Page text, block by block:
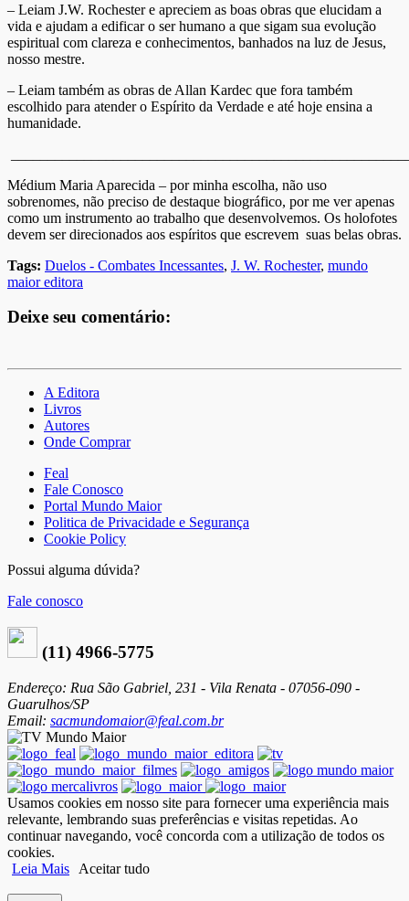
– Leiam J.W. Rochester e apreciem as boas obras que elucidam a
vida e ajudam a edificar o ser humano a que sigam sua evolução
espiritual com clareza e conhecimentos, banhados na luz de Jesus,
nosso mestre.
– Leiam também as obras de Allan Kardec que fora também
escolhido para atender o Espírito da Verdade e até hoje ensina a
humanidade.
Médium Maria Aparecida – por minha escolha, não uso
sobrenomes, não preciso de destaque biográfico, por me ver apenas
como um instrumento ao trabalho que desenvolvemos. Os holofotes
devem ser direcionados aos espíritos que escrevem suas belas obras.
Tags: Duelos - Combates Incessantes, J. W. Rochester, mundo
maior editora
Deixe seu comentário:
A Editora
Livros
Autores
Onde Comprar
Feal
Fale Conosco
Portal Mundo Maior
Politica de Privacidade e Segurança
Cookie Policy
Possui alguma dúvida?
Fale conosco
(11) 4966-5775
Endereço: Rua São Gabriel, 231 - Vila Renata - 07056-090 -
Guarulhos/SP
Email: sacmundomaior@feal.com.br
Usamos cookies em nosso site para fornecer uma experiência mais
relevante, lembrando suas preferências e visitas repetidas. Ao
continuar navegando, você concorda com a utilização de todos os
cookies.
Leia Mais
Aceitar tudo